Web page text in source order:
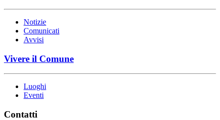
Notizie
Comunicati
Avvisi
Vivere il Comune
Luoghi
Eventi
Contatti